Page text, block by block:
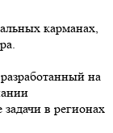
карманах,
на
в регионах